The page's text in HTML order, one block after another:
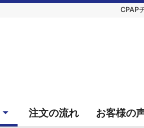
CPAP
注文の流れ お客様の